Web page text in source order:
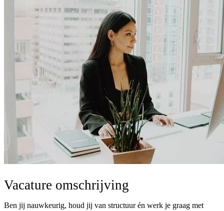
Vacature omschrijving
Ben jij nauwkeurig, houd jij van structuur én werk je graag met